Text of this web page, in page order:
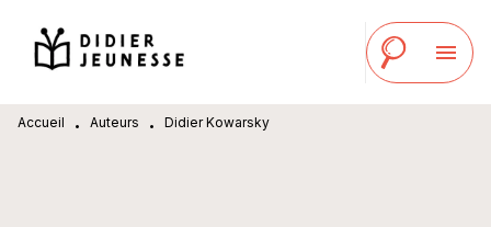
MENU RECHERCHE
PIED DE PAGE
menu
Accueil • Auteurs • Didier Kowarsky